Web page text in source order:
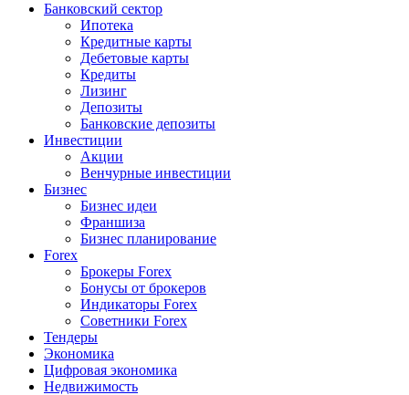
Банковский сектор
Ипотека
Кредитные карты
Дебетовые карты
Кредиты
Лизинг
Депозиты
Банковские депозиты
Инвестиции
Акции
Венчурные инвестиции
Бизнес
Бизнес идеи
Франшиза
Бизнес планирование
Forex
Брокеры Forex
Бонусы от брокеров
Индикаторы Forex
Советники Forex
Тендеры
Экономика
Цифровая экономика
Недвижимость